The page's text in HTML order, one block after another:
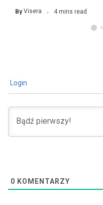
By Visera 4 mins read
Login
0 KOMENTARZY